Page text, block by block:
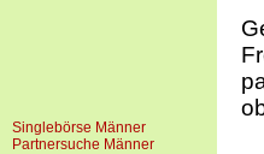
Singlebörse Männer
Partnersuche Männer